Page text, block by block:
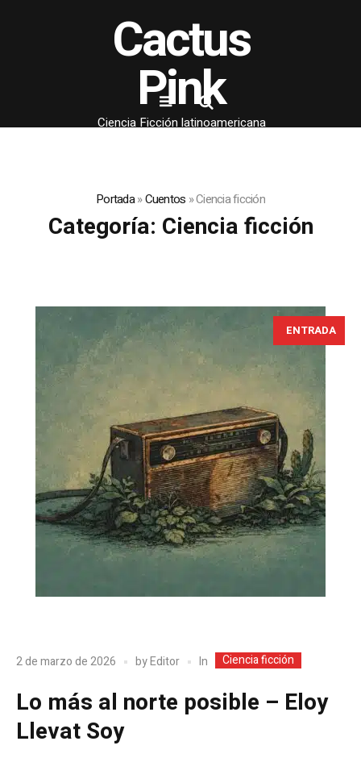
Cactus
Pink
Ciencia Ficción latinoamericana
Portada»Cuentos »Ciencia ficción
Categoría: Ciencia ficción
ENTRADA
2 de marzo de 2026 byEditor In Ciencia ficción
Lo más al norte posible – Eloy
Llevat Soy